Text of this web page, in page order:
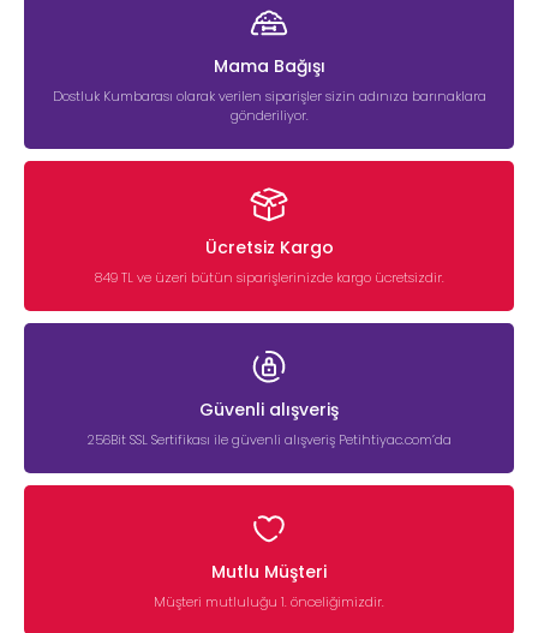
Mama Bağışı
Dostluk Kumbarası olarak verilen siparişler sizin adınıza barınaklara
gönderiliyor.
Ücretsiz Kargo
849 TL ve üzeri bütün siparişlerinizde kargo ücretsizdir.
Güvenli alışveriş
256Bit SSL Sertifikası ile güvenli alışveriş Petihtiyac.com’da
Mutlu Müşteri
Müşteri mutluluğu 1. önceliğimizdir.